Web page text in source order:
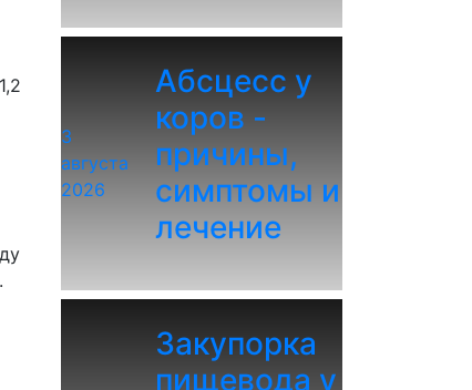
3
августа
2026
Абсцесс у
коров -
причины,
симптомы и
лечение
Закупорка
пищевода у